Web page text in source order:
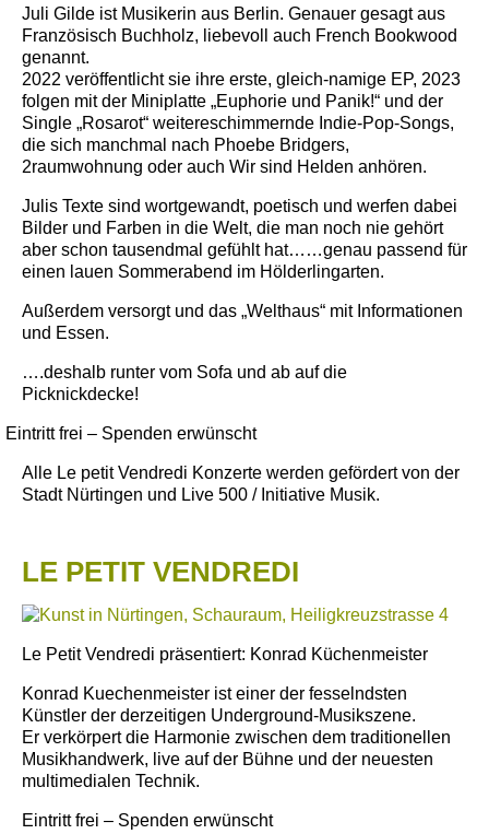
Juli Gilde ist Musikerin aus Berlin. Genauer gesagt aus
Französisch Buchholz, liebevoll auch French Bookwood
genannt.
2022 veröffentlicht sie ihre erste, gleich-namige EP, 2023
folgen mit der Miniplatte „Euphorie und Panik!“ und der
Single „Rosarot“ weitereschimmernde Indie-Pop-Songs,
die sich manchmal nach Phoebe Bridgers,
2raumwohnung oder auch Wir sind Helden anhören.
Julis Texte sind wortgewandt, poetisch und werfen dabei
Bilder und Farben in die Welt, die man noch nie gehört
aber schon tausendmal gefühlt hat……genau passend für
einen lauen Sommerabend im Hölderlingarten.
Außerdem versorgt und das „Welthaus“ mit Informationen
und Essen.
….deshalb runter vom Sofa und ab auf die
Picknickdecke!
Eintritt frei – Spenden erwünscht
Alle Le petit Vendredi Konzerte werden gefördert von der
Stadt Nürtingen und Live 500 / Initiative Musik.
LE PETIT VENDREDI
Le Petit Vendredi präsentiert: Konrad Küchenmeister
Konrad Kuechenmeister ist einer der fesselndsten
Künstler der derzeitigen Underground-Musikszene.
Er verkörpert die Harmonie zwischen dem traditionellen
Musikhandwerk, live auf der Bühne und der neuesten
multimedialen Technik.
Eintritt frei – Spenden erwünscht